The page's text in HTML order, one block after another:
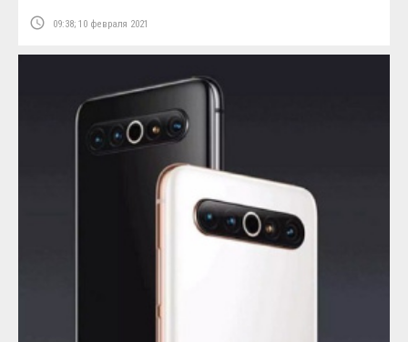
access_time 09:38; 10 февраля 2021